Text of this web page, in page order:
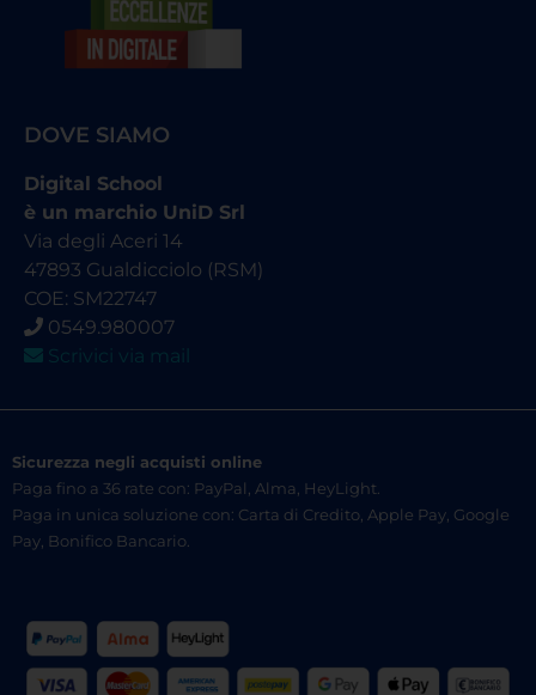
DOVE SIAMO
Digital School
è un marchio UniD Srl
Via degli Aceri 14
47893 Gualdicciolo (RSM)
COE: SM22747
0549.980007
Scrivici via mail
Sicurezza negli acquisti online
Paga fino a 36 rate con: PayPal, Alma, HeyLight.
Paga in unica soluzione con: Carta di Credito, Apple Pay, Google
Pay, Bonifico Bancario.